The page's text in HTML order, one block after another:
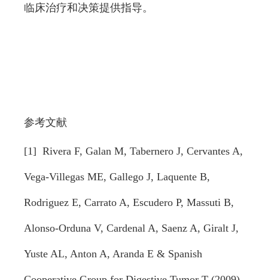
临床治疗和决策提供指导。
参考文献
[1] Rivera F, Galan M, Tabernero J, Cervantes A,
Vega-Villegas ME, Gallego J, Laquente B,
Rodriguez E, Carrato A, Escudero P, Massuti B,
Alonso-Orduna V, Cardenal A, Saenz A, Giralt J,
Yuste AL, Anton A, Aranda E & Spanish